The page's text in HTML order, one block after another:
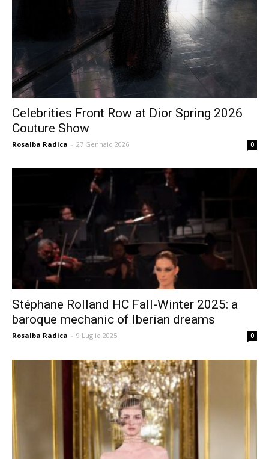
Celebrities Front Row at Dior Spring 2026
Couture Show
Rosalba Radica - 27 Gennaio 2026 0
Stéphane Rolland HC Fall-Winter 2025: a
baroque mechanic of Iberian dreams
Rosalba Radica - 9 Luglio 2025 0